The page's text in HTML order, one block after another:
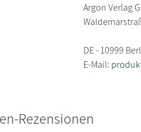
Argon Verlag
DE - 10999
E-Mail:
Rezensionen